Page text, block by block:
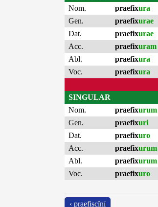
Nom.
praefixura
Gen.
praefixurae
Dat.
praefixurae
Acc.
praefixuram
Abl.
praefixura
Voc.
praefixura
SINGULAR
Nom.
praefixurum
Gen.
praefixuri
Dat.
praefixuro
Acc.
praefixurum
Abl.
praefixurum
Voc.
praefixuro
‹ praefiscĭnī